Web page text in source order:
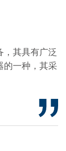
，其具有广泛
的一种，其采